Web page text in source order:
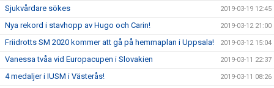
Sjukvårdare sökes 2019-03-19 12:45
Nya rekord i stavhopp av Hugo och Carin! 2019-03-12 21:00
Friidrotts SM 2020 kommer att gå på hemmaplan i Uppsala! 2019-03-12 15:04
Vanessa tvåa vid Europacupen i Slovakien 2019-03-11 22:37
4 medaljer i IUSM i Västerås! 2019-03-11 08:26